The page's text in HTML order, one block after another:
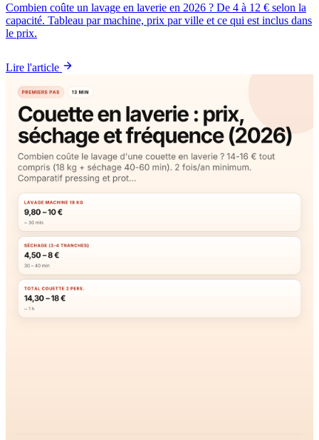
Combien coûte un lavage en laverie en 2026 ? De 4 à 12 € selon la
capacité. Tableau par machine, prix par ville et ce qui est inclus dans
le prix.
Lire l'article